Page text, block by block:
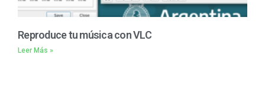
Reproduce tu música con VLC
Leer Más »